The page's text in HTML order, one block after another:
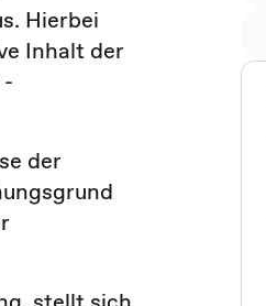
Hierbei
Inhalt der
der